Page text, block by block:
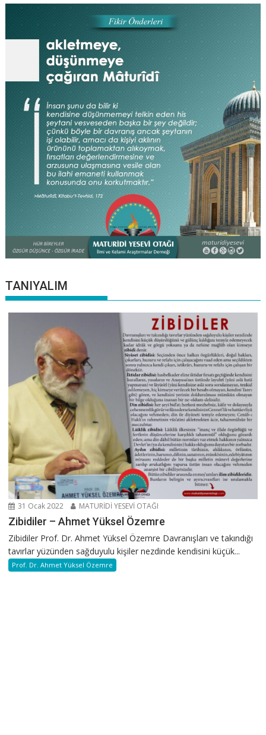
TANIYALIM
31 Ocak 2022 MATURİDİ YESEVİ OTAĞI
Zibidiler – Ahmet Yüksel Özemre
Zibidiler Prof. Dr. Ahmet Yüksel Özemre Davranışları ve takındığı
tavırlar yüzünden sağduyulu kişiler nezdinde kendisini küçük...
Prof. Dr. Ahmet Yüksel Özemre